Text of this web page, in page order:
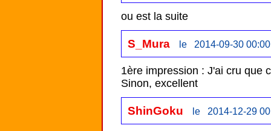
ou est la suite
S_Mura le 2014-09-30
1ère impression : J'ai cru que
Sinon, excellent
ShinGoku le 2014-12-29